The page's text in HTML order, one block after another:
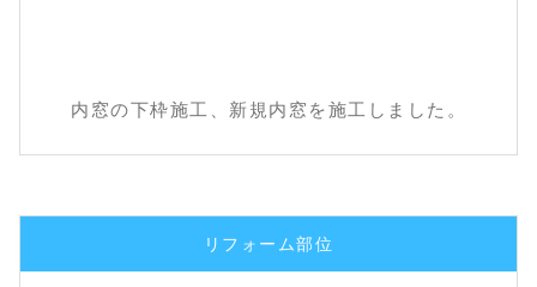
内窓の下枠施工、新規内窓を施工しました。
リフォーム部位